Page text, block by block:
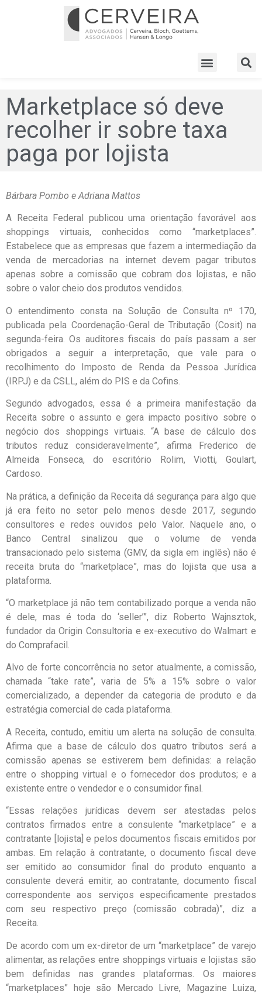
Marketplace só deve
recolher ir sobre taxa
paga por lojista
Bárbara Pombo e Adriana Mattos
A Receita Federal publicou uma orientação favorável aos
shoppings virtuais, conhecidos como “marketplaces”.
Estabelece que as empresas que fazem a intermediação da
venda de mercadorias na internet devem pagar tributos
apenas sobre a comissão que cobram dos lojistas, e não
sobre o valor cheio dos produtos vendidos.
O entendimento consta na Solução de Consulta nº 170,
publicada pela Coordenação-Geral de Tributação (Cosit) na
segunda-feira. Os auditores fiscais do país passam a ser
obrigados a seguir a interpretação, que vale para o
recolhimento do Imposto de Renda da Pessoa Jurídica
(IRPJ) e da CSLL, além do PIS e da Cofins.
Segundo advogados, essa é a primeira manifestação da
Receita sobre o assunto e gera impacto positivo sobre o
negócio dos shoppings virtuais. “A base de cálculo dos
tributos reduz consideravelmente”, afirma Frederico de
Almeida Fonseca, do escritório Rolim, Viotti, Goulart,
Cardoso.
Na prática, a definição da Receita dá segurança para algo que
já era feito no setor pelo menos desde 2017, segundo
consultores e redes ouvidos pelo Valor. Naquele ano, o
Banco Central sinalizou que o volume de venda
transacionado pelo sistema (GMV, da sigla em inglês) não é
receita bruta do “marketplace”, mas do lojista que usa a
plataforma.
“O marketplace já não tem contabilizado porque a venda não
é dele, mas é toda do ‘seller’”, diz Roberto Wajnsztok,
fundador da Origin Consultoria e ex-executivo do Walmart e
do Comprafacil.
Alvo de forte concorrência no setor atualmente, a comissão,
chamada “take rate”, varia de 5% a 15% sobre o valor
comercializado, a depender da categoria de produto e da
estratégia comercial de cada plataforma.
A Receita, contudo, emitiu um alerta na solução de consulta.
Afirma que a base de cálculo dos quatro tributos será a
comissão apenas se estiverem bem definidas: a relação
entre o shopping virtual e o fornecedor dos produtos; e a
existente entre o vendedor e o consumidor final.
“Essas relações jurídicas devem ser atestadas pelos
contratos firmados entre a consulente “marketplace” e a
contratante [lojista] e pelos documentos fiscais emitidos por
ambas. Em relação à contratante, o documento fiscal deve
ser emitido ao consumidor final do produto enquanto a
consulente deverá emitir, ao contratante, documento fiscal
correspondente aos serviços especificamente prestados
com seu respectivo preço (comissão cobrada)”, diz a
Receita.
De acordo com um ex-diretor de um “marketplace” de varejo
alimentar, as relações entre shoppings virtuais e lojistas são
bem definidas nas grandes plataformas. Os maiores
“marketplaces” hoje são Mercado Livre, Magazine Luiza,